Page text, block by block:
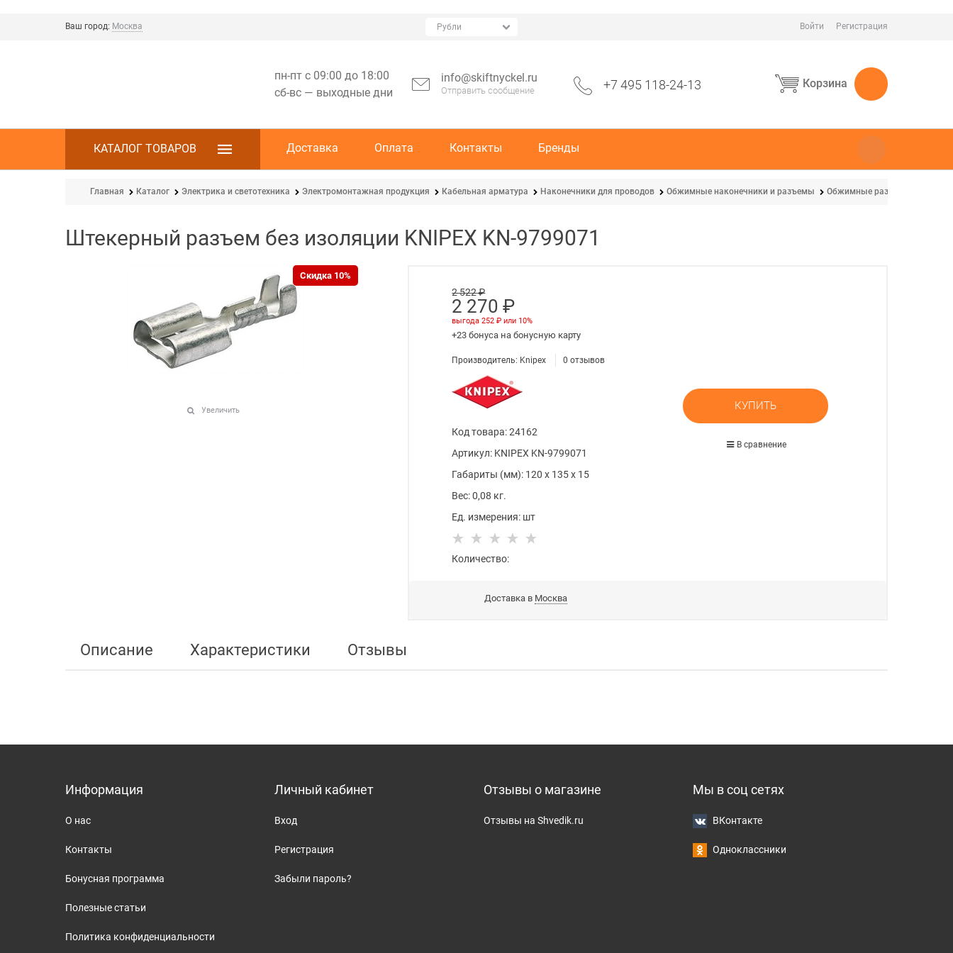
Ваш город: Москва Войти Регистрация
пн-пт с 09:00 до 18:00
сб-вс — выходные дни
info@skiftnyckel.ru
Отправить сообщение +7 495 118-24-13 Корзина
КАТАЛОГ ТОВАРОВ Доставка Оплата Контакты Бренды
Главная Каталог Электрика и светотехника Электромонтажная продукция Кабельная арматура Наконечники для проводов Обжимные наконечники и разъемы Обжимные разъемы для
Штекерный разъем без изоляции KNIPEX KN-9799071
Скидка 10%
Увеличить
2 522 ₽
2 270 ₽
выгода252 ₽ или 10%
+23 бонуса на бонусную карту
Производитель: Knipex 0отзывов
Код товара: 24162
Артикул: KNIPEX KN-9799071
Габариты (мм): 120 x 135x 15
Вес: 0,08 кг.
Ед. измерения: шт
Количество:
КУПИТЬ
В сравнение
Доставка в Москва
Описание Характеристики Отзывы
Информация
О нас
Контакты
Бонусная программа
Полезные статьи
Политика конфиденциальности
Личный кабинет
Вход
Регистрация
Забыли пароль?
Отзывы о магазине
Отзывы на Shvedik.ru
Мы в соц сетях
ВКонтакте
Одноклассники